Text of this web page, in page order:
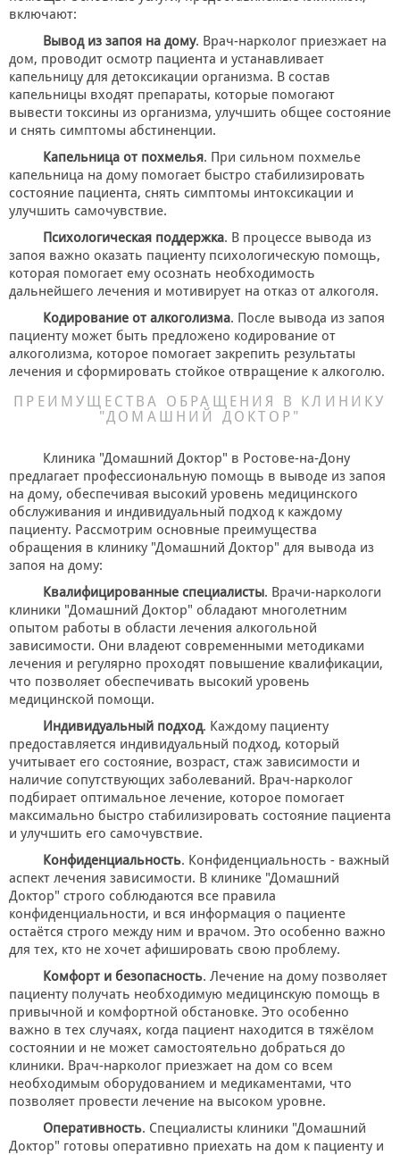
включают:
Вывод из запоя на дому. Врач-нарколог приезжает на
дом, проводит осмотр пациента и устанавливает
капельницу для детоксикации организма. В состав
капельницы входят препараты, которые помогают
вывести токсины из организма, улучшить общее состояние
и снять симптомы абстиненции.
Капельница от похмелья. При сильном похмелье
капельница на дому помогает быстро стабилизировать
состояние пациента, снять симптомы интоксикации и
улучшить самочувствие.
Психологическая поддержка. В процессе вывода из
запоя важно оказать пациенту психологическую помощь,
которая помогает ему осознать необходимость
дальнейшего лечения и мотивирует на отказ от алкоголя.
Кодирование от алкоголизма. После вывода из запоя
пациенту может быть предложено кодирование от
алкоголизма, которое помогает закрепить результаты
лечения и сформировать стойкое отвращение к алкоголю.
ПРЕИМУЩЕСТВА ОБРАЩЕНИЯ В КЛИНИКУ
"ДОМАШНИЙ ДОКТОР"
Клиника "Домашний Доктор" в Ростове-на-Дону
предлагает профессиональную помощь в выводе из запоя
на дому, обеспечивая высокий уровень медицинского
обслуживания и индивидуальный подход к каждому
пациенту. Рассмотрим основные преимущества
обращения в клинику "Домашний Доктор" для вывода из
запоя на дому:
Квалифицированные специалисты. Врачи-наркологи
клиники "Домашний Доктор" обладают многолетним
опытом работы в области лечения алкогольной
зависимости. Они владеют современными методиками
лечения и регулярно проходят повышение квалификации,
что позволяет обеспечивать высокий уровень
медицинской помощи.
Индивидуальный подход. Каждому пациенту
предоставляется индивидуальный подход, который
учитывает его состояние, возраст, стаж зависимости и
наличие сопутствующих заболеваний. Врач-нарколог
подбирает оптимальное лечение, которое помогает
максимально быстро стабилизировать состояние пациента
и улучшить его самочувствие.
Конфиденциальность. Конфиденциальность - важный
аспект лечения зависимости. В клинике "Домашний
Доктор" строго соблюдаются все правила
конфиденциальности, и вся информация о пациенте
остаётся строго между ним и врачом. Это особенно важно
для тех, кто не хочет афишировать свою проблему.
Комфорт и безопасность. Лечение на дому позволяет
пациенту получать необходимую медицинскую помощь в
привычной и комфортной обстановке. Это особенно
важно в тех случаях, когда пациент находится в тяжёлом
состоянии и не может самостоятельно добраться до
клиники. Врач-нарколог приезжает на дом со всем
необходимым оборудованием и медикаментами, что
позволяет провести лечение на высоком уровне.
Оперативность. Специалисты клиники "Домашний
Доктор" готовы оперативно приехать на дом к пациенту и